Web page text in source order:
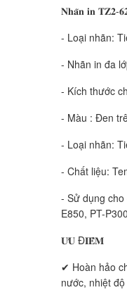
𝐍𝐡𝐚̃𝐧 𝐢𝐧 𝐓𝐙𝟐-
- Loại nhãn:
- Nhãn in đa
- Kích thước
- Màu : Đen
- Loại nhãn:
- Chất liệu:
- Sử dụng cho
E850, PT-
𝐔̛𝐔 Đ𝐈𝐄̂̉𝐌
✔ Hoàn hảo
nước, nhiệt